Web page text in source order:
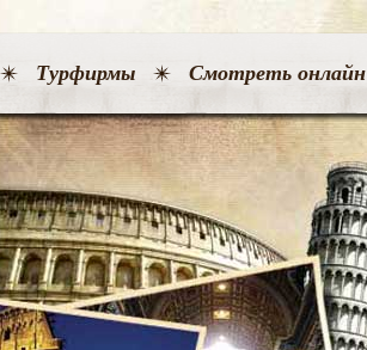
Турфирмы Смотреть онлайн